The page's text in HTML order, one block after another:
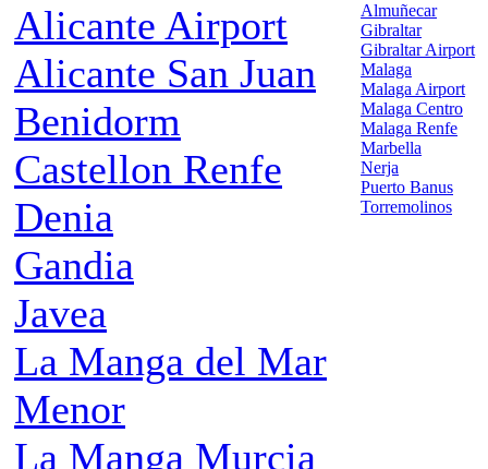
Alicante Airport
Alicante San Juan
Benidorm
Castellon Renfe
Denia
Gandia
Javea
La Manga del Mar
Menor
La Manga Murcia
Almuñecar
Gibraltar
Gibraltar Airport
Malaga
Malaga Airport
Malaga Centro
Malaga Renfe
Marbella
Nerja
Puerto Banus
Torremolinos